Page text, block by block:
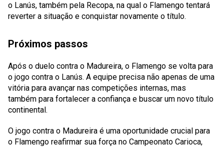
o Lanús, também pela Recopa, na qual o Flamengo tentará
reverter a situação e conquistar novamente o título.
Próximos passos
Após o duelo contra o Madureira, o Flamengo se volta para
o jogo contra o Lanús. A equipe precisa não apenas de uma
vitória para avançar nas competições internas, mas
também para fortalecer a confiança e buscar um novo título
continental.
O jogo contra o Madureira é uma oportunidade crucial para
o Flamengo reafirmar sua força no Campeonato Carioca,